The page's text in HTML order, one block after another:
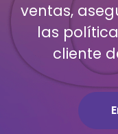
ventas,
las
cliente